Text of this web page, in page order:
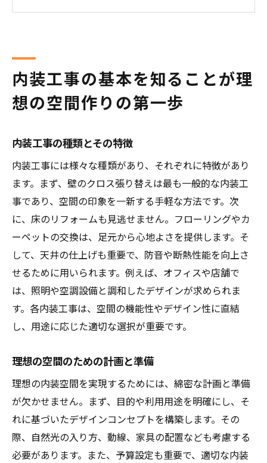
空間の使いやすさを高める内装工事の秘訣
動線を考慮したレイアウトの工夫
快適な空間を作るための照明計画
騒音を軽減するための工夫
住まいの温かさを保つ断熱の技術
内装工事で変わる空間の印象
内装工事で実現するデザイン性と快適性の両立
色彩と素材選びのポイント
アクセントウォールで個性を演出
家具と内装の調和を考えた設計
季節に応じた快適な空間作り
開放感を演出するための窓の使い方
プロが教える内装工事の細部へのこだわり
細部へのこだわりが空間を変える
仕上げの技術で違いを出す方法
壁紙の選び方と貼り方のコツ
フロアリングの種類と選択
内装工事の基本を知ることが理
想の空間作りの第一歩
内装工事の種類とその特徴
内装工事には様々な種類があり、それぞれに特徴があり
ます。まず、壁のクロス張り替えは最も一般的な内装工
事であり、空間の印象を一新する手軽な方法です。次
に、床のリフォームも見逃せません。フローリングやカ
ーペットの交換は、足元から心地よさを提供します。そ
して、天井の仕上げも重要で、防音や断熱性能を向上さ
せるために用いられます。例えば、オフィスや店舗で
は、照明や空調設備と調和したデザインが求められま
す。各内装工事は、空間の機能性やデザイン性に直結
し、用途に応じた適切な選択が重要です。
理想の空間のための計画と準備
理想の内装空間を実現するためには、綿密な計画と準備
が欠かせません。まず、目的や利用用途を明確にし、そ
れに基づいたデザインコンセプトを構築します。その
際、自然光の入り方、動線、家具の配置なども考慮する
必要があります。また、予算設定も重要で、適切な内装